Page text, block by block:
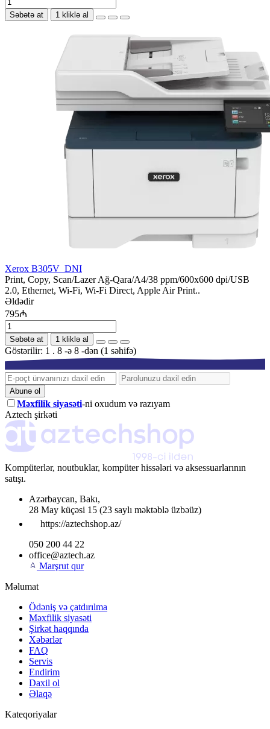
Səbətə at 1 kliklə al
Xerox B305V_DNI
Print, Copy, Scan/Lazer Ağ-Qara/A4/38 ppm/600x600 dpi/USB
2.0, Ethernet, Wi-Fi, Wi-Fi Direct, Apple Air Print..
Əldədir
795₼
Səbətə at 1 kliklə al
Göstərilir: 1 . 8 -ə 8 -dən (1 səhifə)
Abunə ol
Məxfilik siyasəti-ni oxudum və razıyam
Aztech şirkəti
Kompüterlər, noutbuklar, kompüter hissələri və aksessuarlarının
satışı.
Azərbaycan, Bakı,
28 May küçəsi 15 (23 saylı məktəblə üzbəüz)
https://aztechshop.az/
050 200 44 22
office@aztech.az
Marşrut qur
Məlumat
Ödəniş və çatdırılma
Məxfilik siyasəti
Şirkət haqqında
Xəbərlər
FAQ
Servis
Endirim
Daxil ol
Əlaqə
Kateqoriyalar